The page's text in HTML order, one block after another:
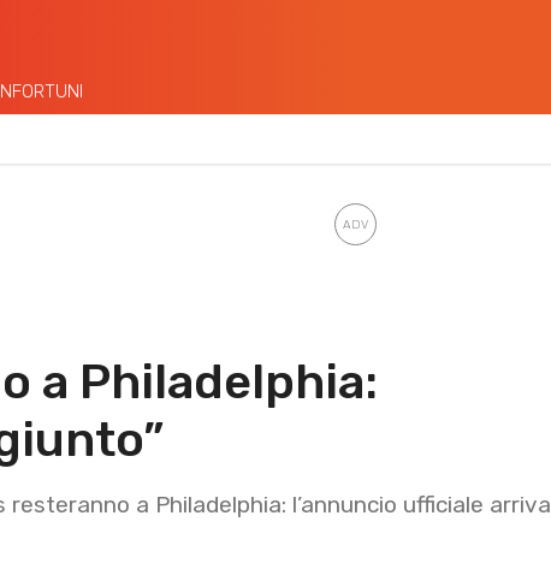
a Philadelphia:
a Philadelphia: l’annuncio ufficiale arriva